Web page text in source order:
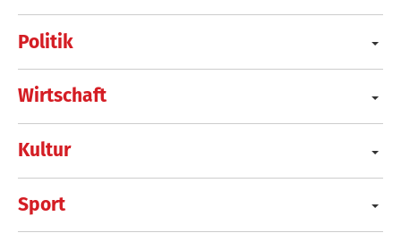
Politik
Wirtschaft
Kultur
Sport